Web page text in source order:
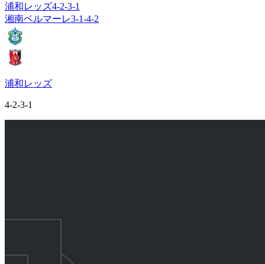
浦和レッズ4-2-3-1
湘南ベルマーレ3-1-4-2
浦和レッズ
4-2-3-1